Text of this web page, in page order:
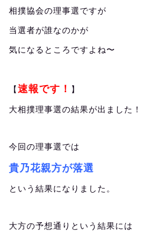
相撲協会の理事選ですが
当選者が誰なのかが
気になるところですよね〜
【 速報です！ 】
大相撲理事選の結果が出ました！
今回の理事選では
貴乃花親方が落選
という結果になりました。
大方の予想通りという結果には